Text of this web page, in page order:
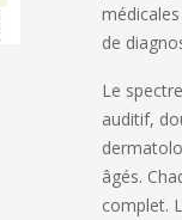
de
Le
auditif,
âgés.
complet.